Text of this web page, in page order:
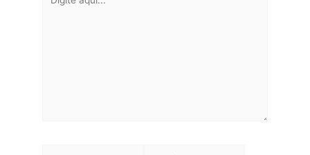
aqui...